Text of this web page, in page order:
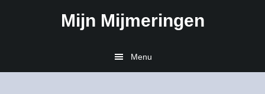
Mijn Mijmeringen
Menu